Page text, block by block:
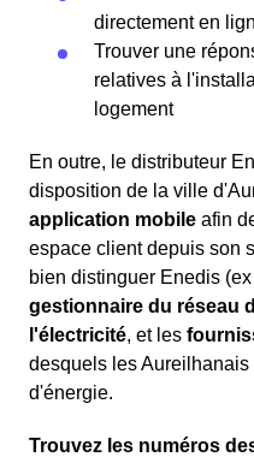
directement en
Trouver une
relatives à
logement
En outre, le distributeur
disposition de la ville
application mobile afin
espace client depuis son
bien distinguer Enedis
gestionnaire du réseau
l'électricité, et les
desquels les
d'énergie.
Trouvez les numéros